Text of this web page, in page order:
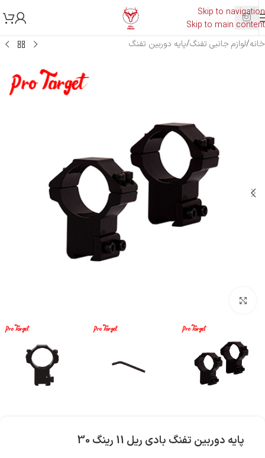
Skip to navigation
Skip to main content
خانه/لوازم جانبی تفنگ/پایه دوربین تفنگ
پایه دوربین تفنگ بادی ریل 11 رینگ 30